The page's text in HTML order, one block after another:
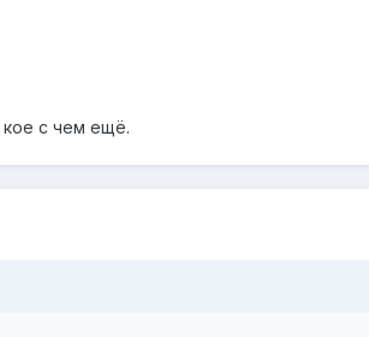
кое с чем ещё.